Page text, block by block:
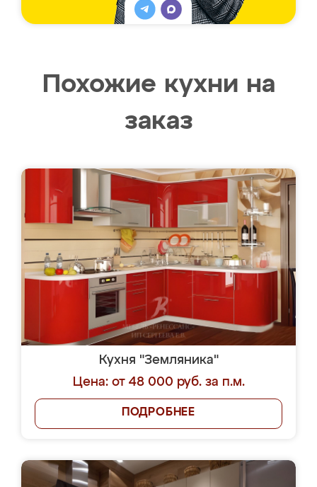
Похожие кухни на
заказ
Кухня "Земляника"
Цена: от 48 000 руб. за п.м.
ПОДРОБНЕЕ